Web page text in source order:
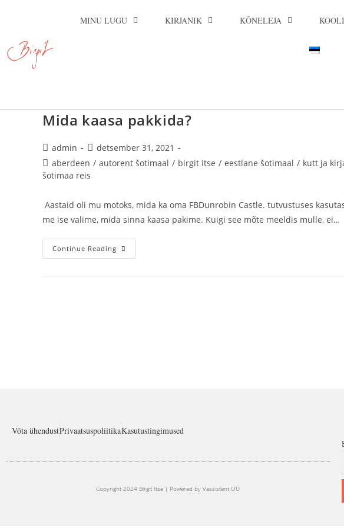
MINU LUGU KIRJANIK KÕNELEJA
Mida kaasa pakkida?
admin
detsember 31, 2021
aberdeen / autorent šotimaal / birgit itse / eestlane šotimaal / kutt ja
šotimaa reis
Aastaid oli mu motoks, mida ka oma FBDunrobin Castle. tutvustuses
me ise valime, mida sinna kaasa pakime. Kuigi see mõte meeldis mulle, ei…
Continue Reading
Võta ühendustPrivaatsuspoliitikaKasutustingimused
Copyright 2024 Birgit Itse | Powered by Vassistent OÜ